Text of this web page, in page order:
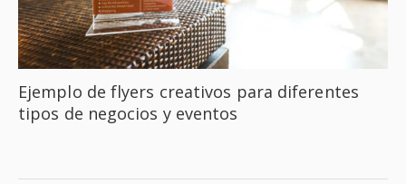
Ejemplo de flyers creativos para diferentes
tipos de negocios y eventos